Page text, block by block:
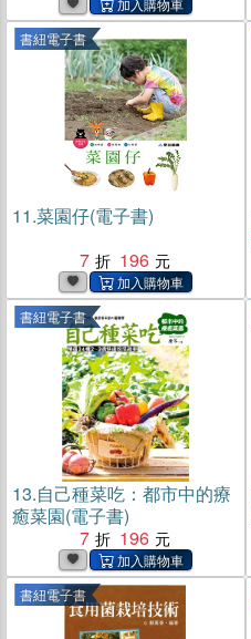
書紐電子書
11.菜園仔(電子書)
7
196
書紐電子書
13.自己種菜吃：都市中的療
癒菜園(電子書)
7
196
書紐電子書